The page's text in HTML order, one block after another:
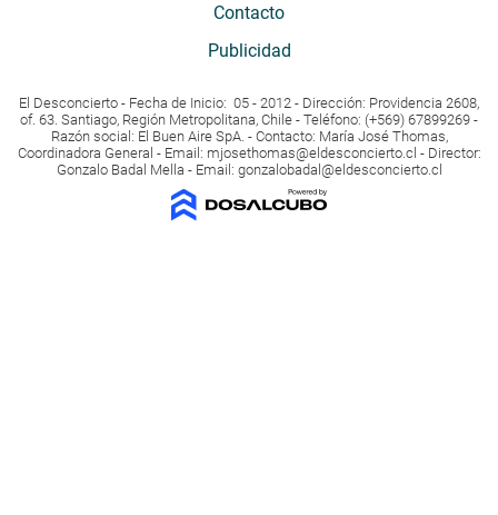
Contacto
Publicidad
El Desconcierto - Fecha de Inicio: 05 - 2012 - Dirección: Providencia 2608,
of. 63. Santiago, Región Metropolitana, Chile - Teléfono: (+569) 67899269 -
Razón social: El Buen Aire SpA. - Contacto: María José Thomas,
Coordinadora General - Email: mjosethomas@eldesconcierto.cl - Director:
Gonzalo Badal Mella - Email: gonzalobadal@eldesconcierto.cl